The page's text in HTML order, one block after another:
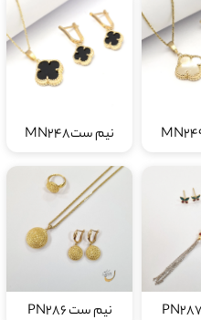
نیم ستMN248
نیم ست PN286